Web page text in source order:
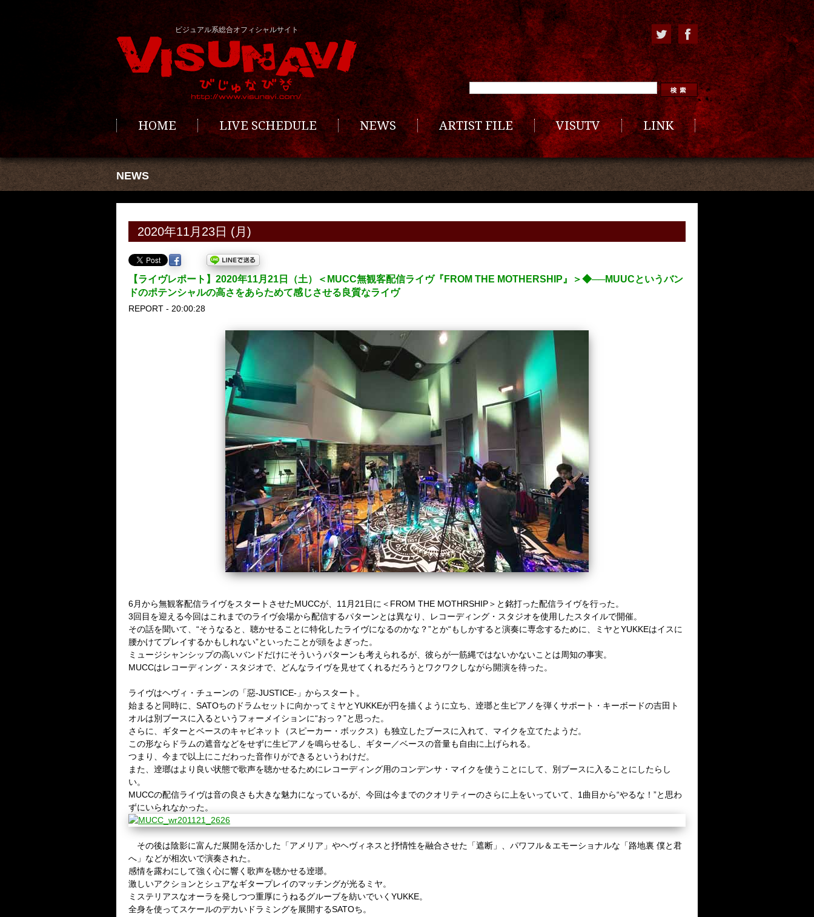
ビジュアル系総合オフィシャルサイト
HOME LIVE SCHEDULE NEWS ARTIST FILE VISUTV LINK
NEWS
2020年11月23日 (月)
【ライヴレポート】2020年11月21日（土）＜MUCC無観客配信ライヴ『FROM THE MOTHERSHIP』＞◆──MUUCというバン
ドのポテンシャルの高さをあらためて感じさせる良質なライヴ
REPORT - 20:00:28
6月から無観客配信ライヴをスタートさせたMUCCが、 11 月 21 日に＜ FROM THE MOTHRSHIP＞と銘打った配信ライヴを行った。
3回目を迎える今回はこれまでのライヴ会場から配信するパターンとは異なり、
レコーディング・スタジオを使用したスタイルで開催。
その話を聞いて、“そうなると、聴かせることに特化したライヴになるのかな？”とか“もしかすると演奏に専念するために、ミヤとYUKKEはイスに
腰かけてプレイするかもしれない”といったことが頭をよぎった。
ミュージシャンシップの高いバンドだけにそういうパターンも考えられるが、彼らが一筋縄ではないかないことは周知の事実。
MUCCはレコーディング・スタジオで、どんなライヴを見せてくれるだろうとワクワクしながら開演を待った。
ライヴはヘヴィ・チューンの「惡-JUSTICE- 」からスタート。
始まると同時に、 SATOちのドラムセットに向かってミヤとYUKKEが円を描くように立ち、 逹瑯と生ピアノを弾くサポート・キーボードの吉田ト
オルは別ブースに入るというフォーメイションに“おっ？”と思った。
さらに、ギターとベースのキャビネット（スピーカー・ボックス）も独立したブースに入れて、マイクを立てたようだ。
この形ならドラムの遮音などをせずに生ピアノを鳴らせるし、ギター／ベースの音量も自由に上げられる。
つまり、今まで以上にこだわった音作りができるというわけだ。
また、逹瑯はより良い状態で歌声を聴かせるためにレコーディング用のコンデンサ・マイクを使うことにして、 別ブースに入ることにしたらし
い。
MUCCの配信ライヴは音の良さも大きな魅力になっているが、 今回は今までのクオリティーのさらに上をいっていて、 1 曲目から“やるな！”と思わ
ずにいられなかった。
その後は陰影に富んだ展開を活かした「アメリア」やヘヴィネスと抒情性を融合させた「遮断」、 パワフル＆エモーショナルな「路地裏 僕と君
へ」などが相次いで演奏された。
感情を露わにして強く心に響く歌声を聴かせる逹瑯。
激しいアクションとシュアなギタープレイのマッチングが光るミヤ。
ミステリアスなオーラを発しつつ重厚にうねるグルーブを紡いでいく YUKKE。
全身を使ってスケールのデカいドラミングを展開するSATOち。